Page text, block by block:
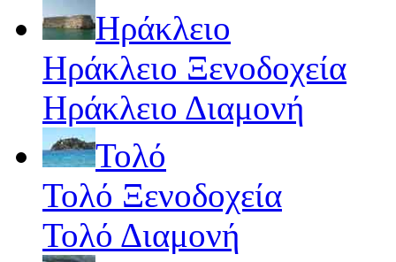
Ηράκλειο
Ηράκλειο Ξενοδοχεία
Ηράκλειο Διαμονή
Τολό
Τολό Ξενοδοχεία
Τολό Διαμονή